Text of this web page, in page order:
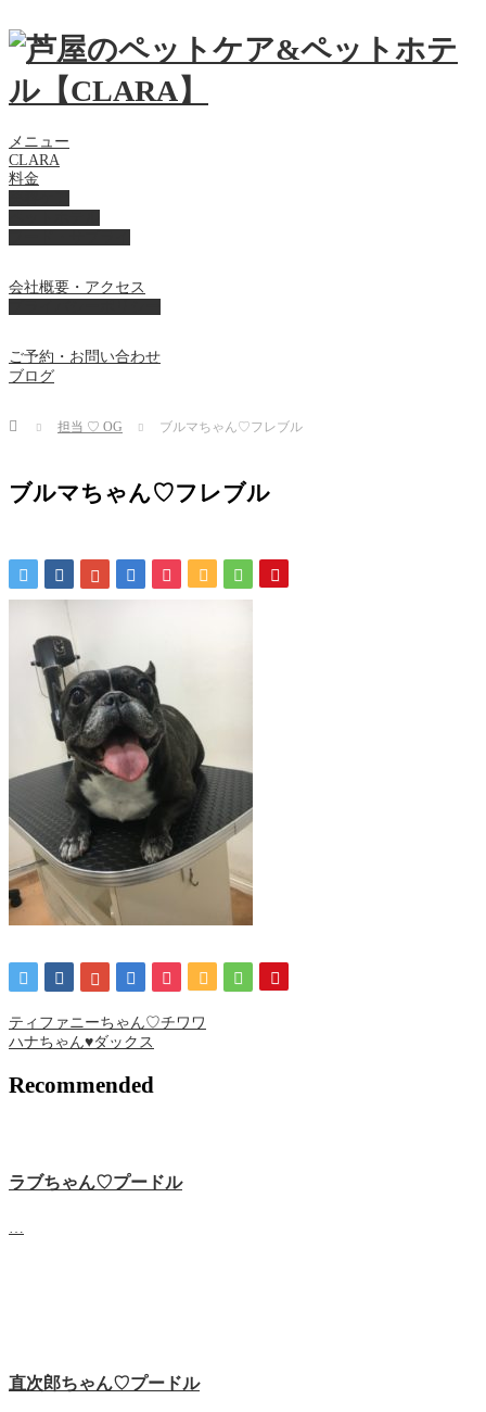
メニュー
CLARA
料金
会社概要・アクセス
ご予約・お問い合わせ
ブログ
Home 担当 ♡ OG ブルマちゃん♡フレブル
ブルマちゃん♡フレブル
ティファニーちゃん♡チワワ
ハナちゃん♥ダックス
Recommended
ラブちゃん♡プードル
直次郎ちゃん♡プードル